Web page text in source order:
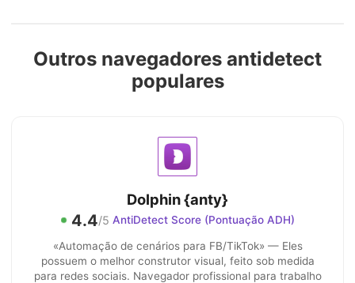
Outros navegadores antidetect
populares
Dolphin {anty}
4.4/5 AntiDetect Score (Pontuação ADH)
«Automação de cenários para FB/TikTok» — Eles
possuem o melhor construtor visual, feito sob medida
para redes sociais. Navegador profissional para trabalho